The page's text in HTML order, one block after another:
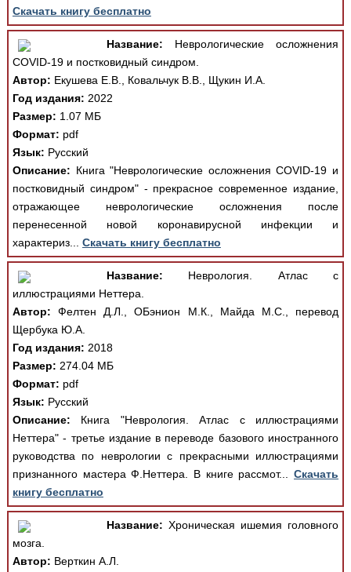
Скачать книгу бесплатно
Название: Неврологические осложнения
COVID-19 и постковидный синдром.
Автор: Екушева Е.В., Ковальчук В.В., Щукин И.А.
Год издания: 2022
Размер: 1.07 МБ
Формат: pdf
Язык: Русский
Описание: Книга "Неврологические осложнения COVID-19 и
постковидный синдром" - прекрасное современное издание,
отражающее неврологические осложнения после
перенесенной новой коронавирусной инфекции и
характериз... Скачать книгу бесплатно
Название: Неврология. Атлас с
иллюстрациями Неттера.
Автор: Фелтен Д.Л., ОБэнион М.К., Майда М.С., перевод
Щербука Ю.А.
Год издания: 2018
Размер: 274.04 МБ
Формат: pdf
Язык: Русский
Описание: Книга "Неврология. Атлас с иллюстрациями
Неттера" - третье издание в переводе базового иностранного
руководства по неврологии с прекрасными иллюстрациями
признанного мастера Ф.Неттера. В книге рассмот...Скачать
книгу бесплатно
Название: Хроническая ишемия головного
мозга.
Автор: Верткин А.Л.